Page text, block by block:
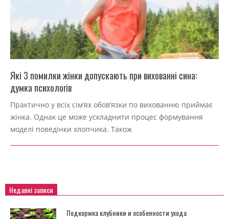
Які 3 помилки жінки допускають при вихованні сина:
думка психологів
09-
Практично у всіх сім’ях обов’язки по вихованню приймає
жінка. Однак це може ускладнити процес формування
моделі поведінки хлопчика. Також
Недавні записи
Подкормка клубники и особенности ухода